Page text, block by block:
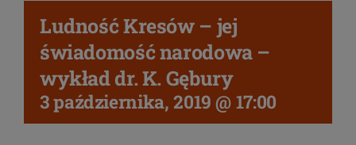
Ludność Kresów – jej
świadomość narodowa –
wykład dr. K. Gębury
3 października, 2019 @ 17:00